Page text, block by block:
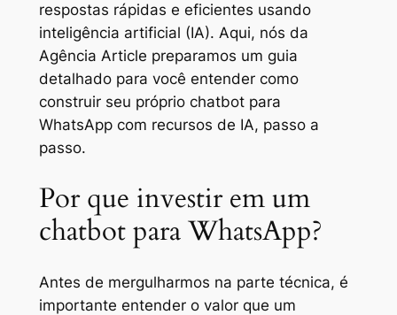
respostas rápidas e eficientes usando
inteligência artificial (IA). Aqui, nós da
Agência Article preparamos um guia
detalhado para você entender como
construir seu próprio chatbot para
WhatsApp com recursos de IA, passo a
passo.
Por que investir em um
chatbot para WhatsApp?
Antes de mergulharmos na parte técnica, é
importante entender o valor que um